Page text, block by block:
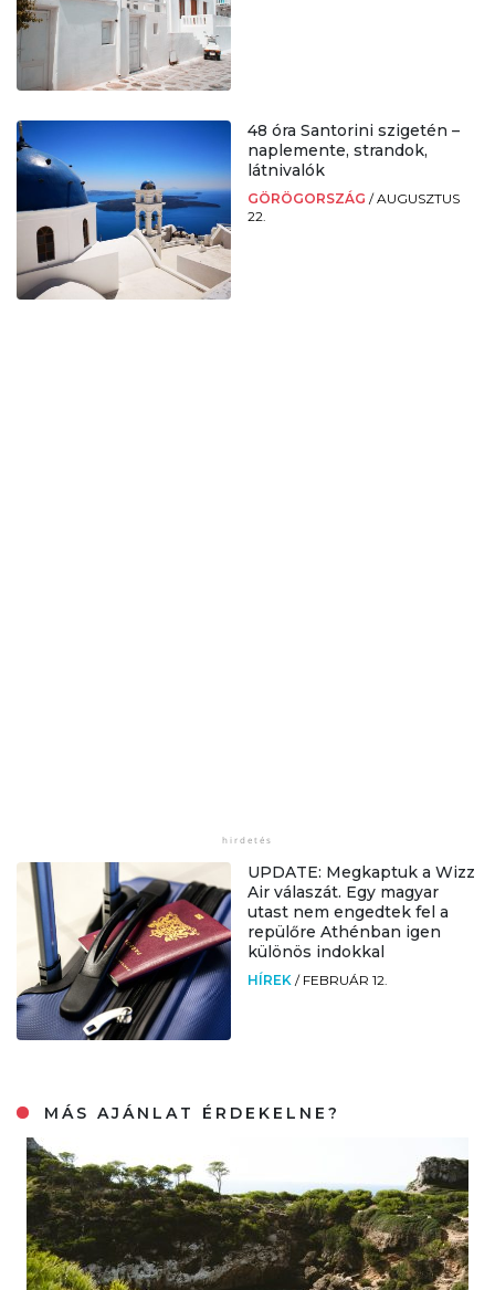
48 óra Santorini szigetén –
naplemente, strandok,
látnivalók
GÖRÖGORSZÁG /AUGUSZTUS
22.
UPDATE: Megkaptuk a Wizz
Air válaszát. Egy magyar
utast nem engedtek fel a
repülőre Athénban igen
különös indokkal
HÍREK / FEBRUÁR 12.
MÁS AJÁNLAT ÉRDEKELNE?